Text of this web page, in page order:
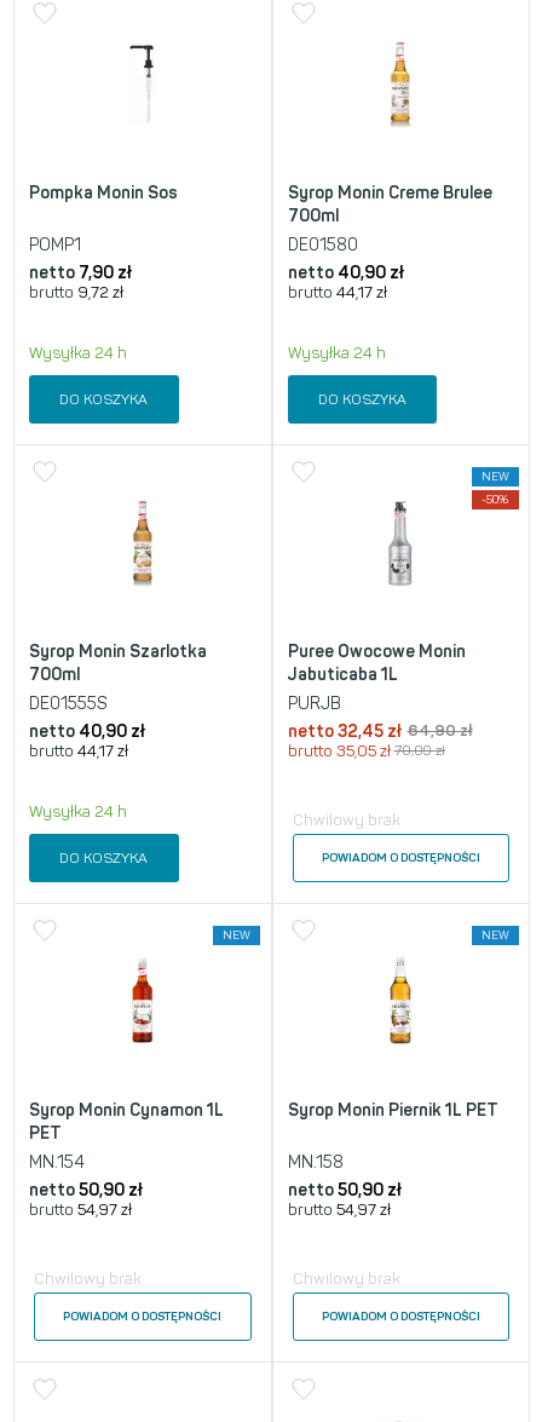
Pompka Monin Sos
POMP1
netto 7,90 zł
brutto 9,72 zł
Wysyłka 24 h
DO KOSZYKA
Syrop Monin Creme Brulee
700ml
DE01580
netto 40,90 zł
brutto 44,17 zł
Wysyłka 24 h
DO KOSZYKA
Syrop Monin Szarlotka
700ml
DE01555S
netto 40,90 zł
brutto 44,17 zł
Wysyłka 24 h
DO KOSZYKA
NEW
-50%
Puree Owocowe Monin
Jabuticaba 1L
PURJB
netto 32,45 zł 64,90zł
brutto 35,05 zł 70,09zł
Chwilowy brak
POWIADOM O DOSTĘPNOŚCI
NEW
Syrop Monin Cynamon 1L
PET
MN.154
netto50,90 zł
brutto 54,97 zł
Chwilowy brak
POWIADOM O DOSTĘPNOŚCI
NEW
Syrop Monin Piernik 1L PET
MN.158
netto 50,90 zł
brutto 54,97 zł
Chwilowy brak
POWIADOM O DOSTĘPNOŚCI